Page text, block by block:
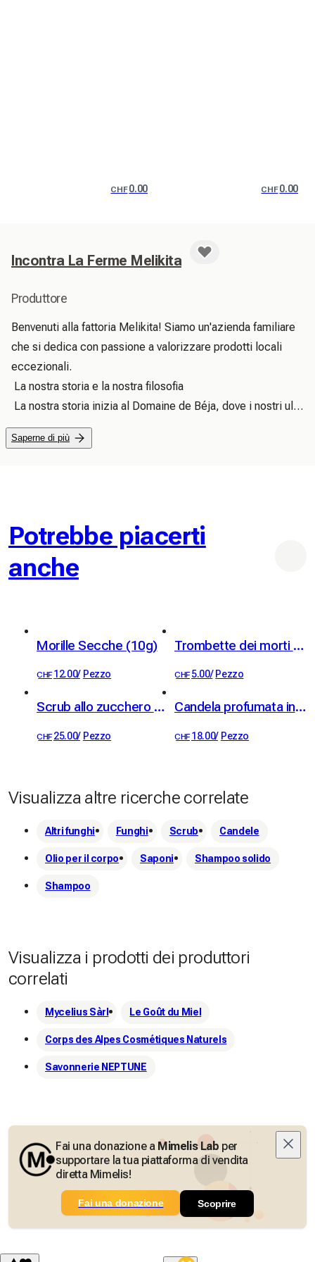
CHF0.00 CHF0.00
Incontra La Ferme Melikita
Produttore
Benvenuti alla fattoria Melikita! Siamo un'azienda familiare
che si dedica con passione a valorizzare prodotti locali
eccezionali.
La nostra storia e la nostra filosofia
La nostra storia inizia al Domaine de Béja, dove i nostri ulivi
vengono coltivati ​​nel rispetto della terra, con metodi
tradizionali e della biodiversità. Crediamo fermamente che
Offriamo un olio extravergine di oliva (Chétoui)
monovarietale, spremuto a freddo e dalle caratteristiche
distintive. Tutti i nostri lotti importati in Svizzera seguono un
protocollo rigoroso e sono sottoposti a controlli scrupolosi
Al fine di privilegiare il contatto diretto e preservare la
della consegna a domicilio, effettuata dal nostro team,
esclusivamente nella zona di Crissier, Renens, Losanna e
Saperne di più
Potrebbe piacerti
anche
Morille Secche (10g)
CHF 12.00/ Pezzo
Trombette dei morti essiccate (10g)
CHF 5.00/ Pezzo
Scrub allo zucchero e miele dei nostri apiari - profumo miele-limone
CHF 25.00/ Pezzo
Candela profumata in vaso di ceramica "Infusione Dorata"
CHF 18.00/ Pezzo
Visualizza altre ricerche correlate
Altri funghi Funghi Scrub Candele
Olio per il corpo Saponi Shampoo solido
Shampoo
Visualizza i prodotti dei produttori
correlati
Mycelius Sàrl Le Goût du Miel
Corps des Alpes Cosmétiques Naturels
Savonnerie NEPTUNE
Fai una donazione a Mimelis Lab per
supportare la tua piattaforma di vendita
diretta Mimelis!
Fai una donazione Scoprire